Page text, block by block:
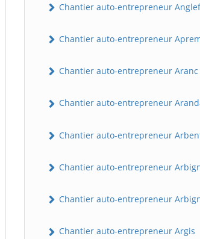
Chantier auto-entrepreneur
Chantier auto-entrepreneur
Chantier auto-entrepreneur Aranc
Chantier auto-entrepreneur
Chantier auto-entrepreneur
Chantier auto-entrepreneur
Chantier auto-entrepreneur
Chantier auto-entrepreneur Argis